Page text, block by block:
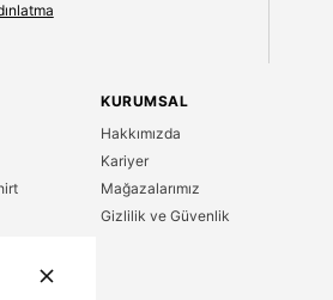
KURUMSAL
Hakkımızda
Kariyer
Mağazalarımız
Gizlilik ve Güvenlik